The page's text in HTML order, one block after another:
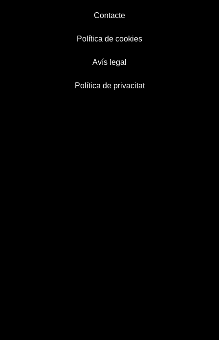
Contacte
Política de cookies
Avís legal
Política de privacitat